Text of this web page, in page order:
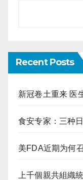
Recent Posts
新冠卷土重来 医
食安专家：三种
美FDA近期为何
上千個親共組織